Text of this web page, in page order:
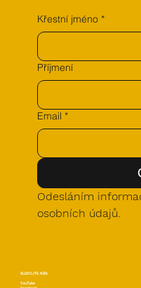
Křestní jméno *
Příjmení
Email *
Odesláním
osobních údajů.
SLEDUJTE NÁS:
YouTube